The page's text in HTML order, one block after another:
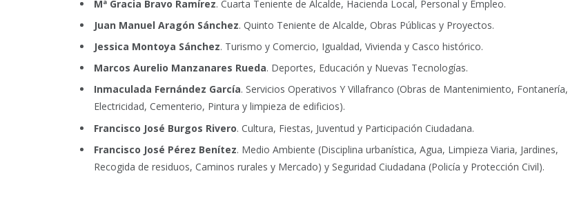
Mª Gracia Bravo Ramírez. Cuarta Teniente de Alcalde, Hacienda Local, Personal y Empleo.
Juan Manuel Aragón Sánchez. Quinto Teniente de Alcalde, Obras Públicas y Proyectos.
Jessica Montoya Sánchez. Turismo y Comercio, Igualdad, Vivienda y Casco histórico.
Marcos Aurelio Manzanares Rueda. Deportes, Educación y Nuevas Tecnologías.
Inmaculada Fernández García. Servicios Operativos Y Villafranco (Obras de Mantenimiento, Fontanería,
Electricidad, Cementerio, Pintura y limpieza de edificios).
Francisco José Burgos Rivero. Cultura, Fiestas, Juventud y Participación Ciudadana.
Francisco José Pérez Benítez. Medio Ambiente (Disciplina urbanística, Agua, Limpieza Viaria, Jardines,
Recogida de residuos, Caminos rurales y Mercado) y Seguridad Ciudadana (Policía y Protección Civil).